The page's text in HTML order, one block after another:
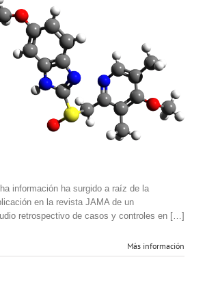
prolongado
de
Omeprazol.
información ha surgido a raíz de la
en la revista JAMA de un
retrospectivo de casos y controles en […]
Más información